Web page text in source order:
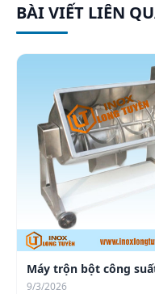
BÀI VIẾT LIÊN
Máy trộn bột công
9/3/2026